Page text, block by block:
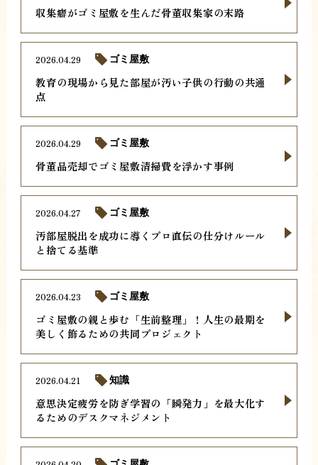
収集癖がゴミ屋敷を生んだ骨董収集家の末路
教育の現場から見た部屋が汚い子供の行動の共通
点
2026.04.29 ゴミ屋敷
骨董品売却でゴミ屋敷清掃費を浮かす事例
2026.04.29 ゴミ屋敷
汚部屋脱出を成功に導くプロ直伝の仕分けルール
と捨てる基準
2026.04.27 ゴミ屋敷
ゴミ屋敷の親と歩む「生前整理」！人生の最期を
美しく飾るための共同プロジェクト
2026.04.23 ゴミ屋敷
意思決定疲労を防ぎ学習の「瞬発力」を最大化す
るためのデスクマネジメント
2026.04.21 知識